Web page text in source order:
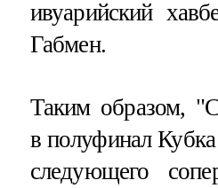
ивуарийский
Габмен.
Таким образом,
в полуфинал
следующего